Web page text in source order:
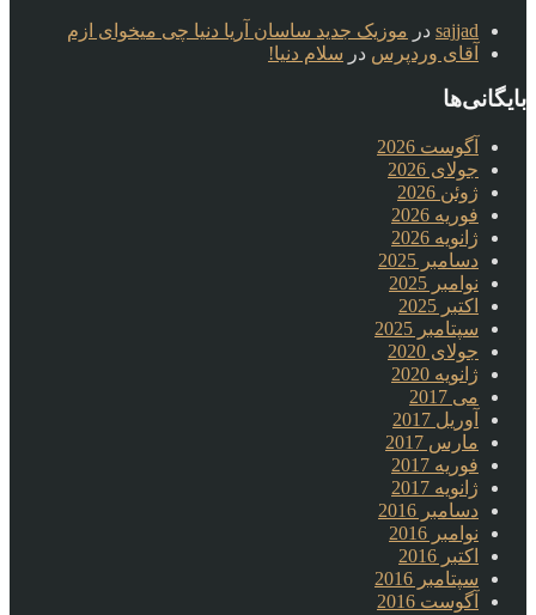
sajjad در موزیک جدید ساسان آریا دنیا چی میخوای ازم
آقای وردپرس در سلام دنیا!
بایگانی‌ها
آگوست 2026
جولای 2026
ژوئن 2026
فوریه 2026
ژانویه 2026
دسامبر 2025
نوامبر 2025
اکتبر 2025
سپتامبر 2025
جولای 2020
ژانویه 2020
می 2017
آوریل 2017
مارس 2017
فوریه 2017
ژانویه 2017
دسامبر 2016
نوامبر 2016
اکتبر 2016
سپتامبر 2016
آگوست 2016